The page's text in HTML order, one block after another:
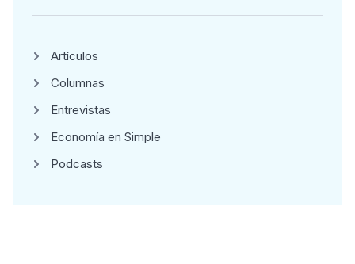
Artículos
Columnas
Entrevistas
Economía en Simple
Podcasts